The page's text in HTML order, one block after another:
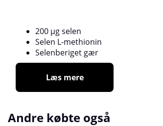
200 µg selen
Selen L-methionin
Selenberiget gær
Læs mere
Andre købte også